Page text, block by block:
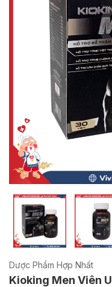
Dược Phẩm Hợp Nhất
Kioking Men Viên